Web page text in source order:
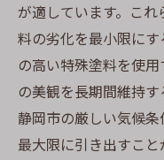
タスペーサ
色あせ防止
定期メンテ
施工後の美
季節ごとの
が適しています。こ
料の劣化を最小限に
の高い特殊塗料を使
の美観を長期間維持す
静岡市の厳しい気候
最大限に引き出すこ